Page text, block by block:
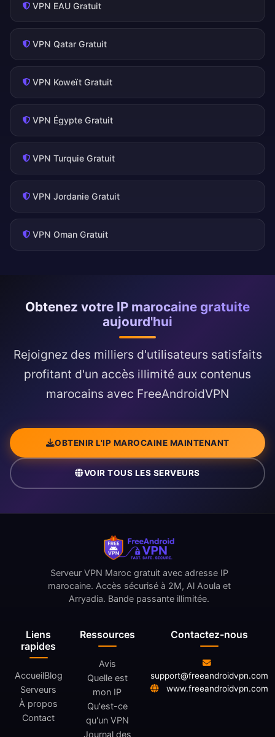
VPN EAU Gratuit
VPN Qatar Gratuit
VPN Koweït Gratuit
VPN Égypte Gratuit
VPN Turquie Gratuit
VPN Jordanie Gratuit
VPN Oman Gratuit
Obtenez votre IP marocaine gratuite
aujourd'hui
Rejoignez des milliers d'utilisateurs satisfaits
profitant d'un accès illimité aux contenus
marocains avec FreeAndroidVPN
OBTENIR L'IP MAROCAINE MAINTENANT
VOIR TOUS LES SERVEURS
Liens
rapides
AccueilBlog
Serveurs
À propos
Contact
Ressources
Avis
Quelle est
mon IP
Qu'est-ce
qu'un VPN
Journal des
Serveur VPN Maroc gratuit avec adresse IP
marocaine. Accès sécurisé à 2M, Al Aoula et
Arryadia. Bande passante illimitée.
Contactez-nous
support@freeandroidvpn.com
www.freeandroidvpn.com